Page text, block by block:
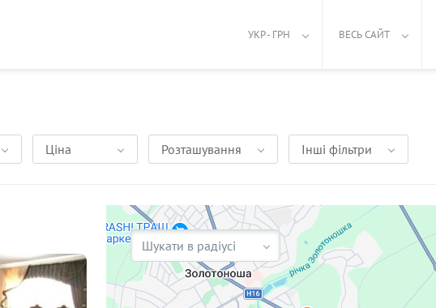
УКР - ГРН ВЕСЬ САЙТ
Ціна Розташування Інші фільтри
Шукати в радіусі